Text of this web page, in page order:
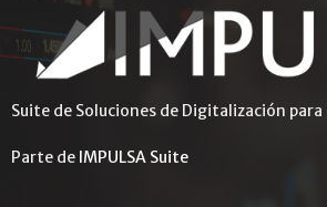
Suite de Soluciones de Digitalización para
Parte de IMPULSA Suite